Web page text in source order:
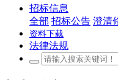
招标信息
全部 招标公告 澄清
资料下载
法律法规